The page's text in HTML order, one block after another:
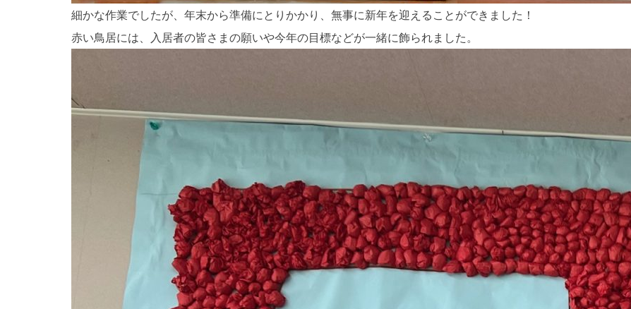
細かな作業でしたが、年末から準備にとりかかり、無事に新年を迎えることができました！
赤い鳥居には、入居者の皆さまの願いや今年の目標などが一緒に飾られました。